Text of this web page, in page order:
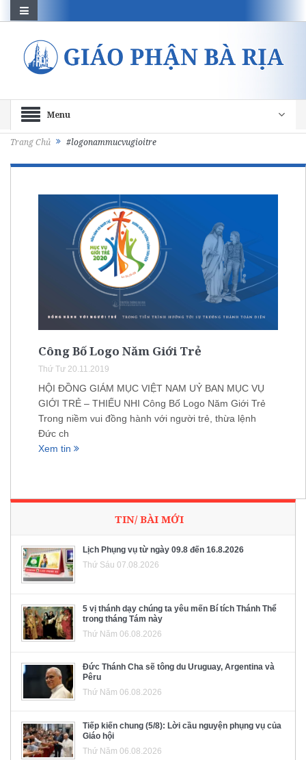
Menu
Trang Chủ #logonammucvugioitre
Công Bố Logo Năm Giới Trẻ
Thứ Tư 20.11.2019
HỘI ĐỒNG GIÁM MỤC VIỆT NAM UỶ BAN MỤC VỤ
GIỚI TRẺ – THIẾU NHI Công Bố Logo Năm Giới Trẻ
Trong niềm vui đồng hành với người trẻ, thừa lệnh
Đức ch
Xem tin
TIN/ BÀI MỚI
Lịch Phụng vụ từ ngày 09.8 đến 16.8.2026
Thứ Sáu 07.08.2026
5 vị thánh dạy chúng ta yêu mến Bí tích Thánh Thể
trong tháng Tám này
Thứ Năm 06.08.2026
Đức Thánh Cha sẽ tông du Uruguay, Argentina và
Pêru
Thứ Năm 06.08.2026
Tiếp kiến chung (5/8): Lời cầu nguyện phụng vụ của
Giáo hội
Thứ Năm 06.08.2026